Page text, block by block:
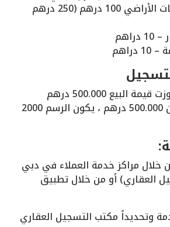
رسوم إصدار مخططات الأراضي 100 درهم (250 درهم
إذا كان البيع أقل من 500.000 درهم ، يكون الرسم 2000
خلال مراكز خدمة العملاء في دبي
العقاري) أو من خلال تطبيق
وتحديداً مكتب التسجيل العقاري